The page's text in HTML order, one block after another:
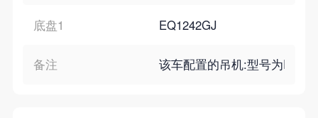
底盘1 EQ1242GJ
备注 该车配置的吊机:型号为